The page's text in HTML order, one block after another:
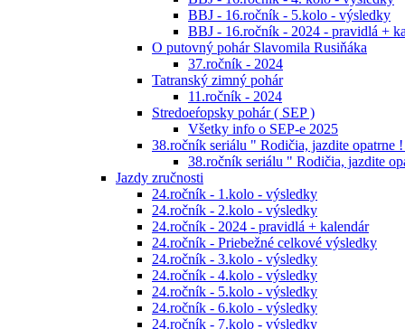
BBJ - 16.ročník - 5.kolo - výsledky
BBJ - 16.ročník - 2024 - pravidlá +
O putovný pohár Slavomila Rusiňáka
37.ročník - 2024
Tatranský zimný pohár
11.ročník - 2024
Stredoeŕopsky pohár ( SEP )
Všetky info o SEP-e 2025
38.ročník seriálu " Rodičia, jazdite opatrne
38.ročník seriálu " Rodičia, jazdite
Jazdy zručnosti
24.ročník - 1.kolo - výsledky
24.ročník - 2.kolo - výsledky
24.ročník - 2024 - pravidlá + kalendár
24.ročník - Priebežné celkové výsledky
24.ročník - 3.kolo - výsledky
24.ročník - 4.kolo - výsledky
24.ročník - 5.kolo - výsledky
24.ročník - 6.kolo - výsledky
24.ročník - 7.kolo - výsledky